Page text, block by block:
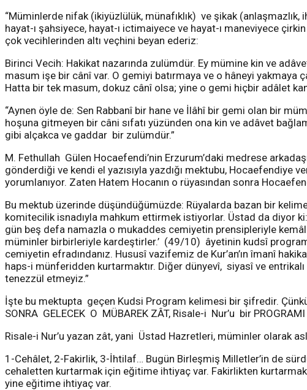
“Müminlerde nifak (ikiyüzlülük, münafıklık) ve şikak
hayat-ı şahsiyece, hayat-ı ictimaiyece ve hayat-ı maneviyece
çok vecihlerinden altı veçhini beyan ederiz:
Birinci Vecih: Hakikat nazarında zulümdür. Ey mümine kin ve
masum işe bir cânî var. O gemiyi batırmaya ve o hâneyi
Hatta bir tek masum, dokuz cânî olsa; yine o gemi hiçbir adâlet
“Aynen öyle de: Sen Rabbanî bir hane ve İlâhî bir gemi olan bir
hoşuna gitmeyen bir câni sıfatı yüzünden ona kin ve adâvet
gibi alçakca ve gaddar bir zulümdür.”
M. Fethullah Gülen Hocaefendi’nin Erzurum’daki medrese
gönderdiği ve kendi el yazısıyla yazdığı mektubu, Hocaefendiye
yorumlanıyor. Zaten Hatem Hocanın o rüyasından sonra
Bu mektub üzerinde düşündüğümüzde: Rüyalarda bazan bir
komitecilik isnadıyla mahkum ettirmek istiyorlar. Üstad da diyor
gün beş defa namazla o mukaddes cemiyetin prensipleriyle
müminler birbirleriyle kardeştirler.’ (49/10) âyetinin kudsî
cemiyetin efradındanız. Hususî vazifemiz de Kur’an’ın îmanî
haps-i münferidden kurtarmaktır. Diğer dünyevî, siyasî ve
tenezzül etmeyiz.”
İşte bu mektupta geçen Kudsi Program kelimesi bir şifredir.
SONRA GELECEK O MÜBAREK ZÂT, Risale-i Nur’u bir
Risale-i Nur’u yazan zât, yani Üstad Hazretleri, müminler olarak
1-Cehâlet, 2-Fakirlik, 3-İhtilaf… Bugün Birleşmiş Milletler’in de
cehaletten kurtarmak için eğitime ihtiyaç var. Fakirlikten
yine eğitime ihtiyaç var.